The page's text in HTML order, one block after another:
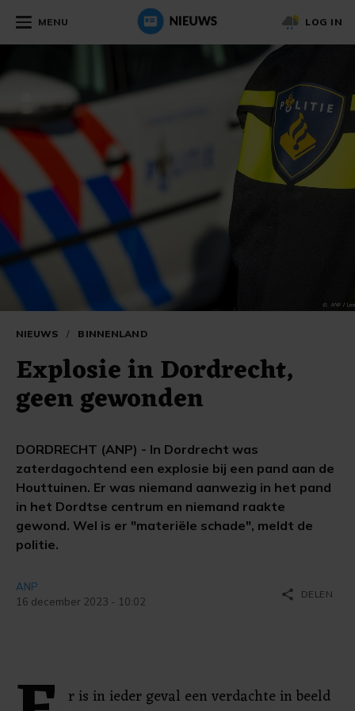
MENU LOG IN
NIEUWS / BINNENLAND
Explosie in Dordrecht,
geen gewonden
DORDRECHT (ANP) - In Dordrecht was
zaterdagochtend een explosie bij een pand aan de
Houttuinen. Er was niemand aanwezig in het pand
in het Dordtse centrum en niemand raakte
gewond. Wel is er "materiële schade", meldt de
politie.
ANP
16 december 2023 - 10:02
share DELEN
r is in ieder geval een verdachte in beeld